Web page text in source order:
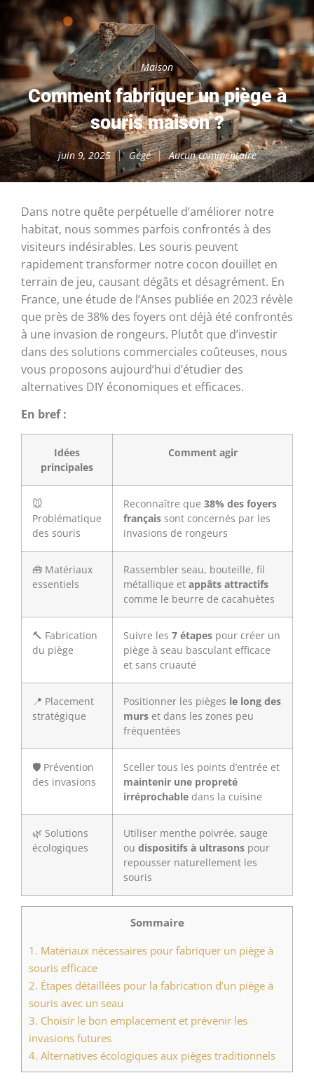
Maison
Comment fabriquer un piège à
souris maison ?
juin 9, 2025 Gégé Aucun commentaire
Dans notre quête perpétuelle d’améliorer notre
habitat, nous sommes parfois confrontés à des
visiteurs indésirables. Les souris peuvent
rapidement transformer notre cocon douillet en
terrain de jeu, causant dégâts et désagrément. En
France, une étude de l’Anses publiée en 2023 révèle
que près de 38% des foyers ont déjà été confrontés
à une invasion de rongeurs. Plutôt que d’investir
dans des solutions commerciales coûteuses, nous
vous proposons aujourd’hui d’étudier des
alternatives DIY économiques et efficaces.
En bref :
Idées
principales
Comment agir
🐭
Problématique
des souris
Reconnaître que 38% des foyers
français sont concernés par les
invasions de rongeurs
🧰 Matériaux
essentiels
Rassembler seau, bouteille, fil
métallique et appâts attractifs
comme le beurre de cacahuètes
🔨 Fabrication
du piège
Suivre les 7 étapes pour créer un
piège à seau basculant efficace
et sans cruauté
📍 Placement
stratégique
Positionner les pièges le long des
murs et dans les zones peu
fréquentées
🛡️ Prévention
des invasions
Sceller tous les points d’entrée et
maintenir une propreté
irréprochable dans la cuisine
🌿 Solutions
écologiques
Utiliser menthe poivrée, sauge
ou dispositifs à ultrasons pour
repousser naturellement les
souris
Sommaire
1. Matériaux nécessaires pour fabriquer un piège à
souris efficace
2. Étapes détaillées pour la fabrication d’un piège à
souris avec un seau
3. Choisir le bon emplacement et prévenir les
invasions futures
4. Alternatives écologiques aux pièges traditionnels